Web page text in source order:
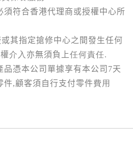
須符合香港代理商或授權中心所
其指定搶修中心之間發生任何
介入 亦無須負上任何責任.
品憑本公司單據享有本公司7天
件,顧客須自行支付零件費用